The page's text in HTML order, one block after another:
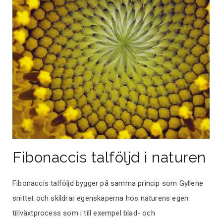
Fibonaccis talföljd i naturen
Fibonaccis talföljd bygger på samma princip som Gyllene
snittet och skildrar egenskaperna hos naturens egen
tillväxtprocess som i till exempel blad- och